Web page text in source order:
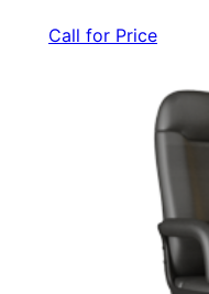
Call for Price